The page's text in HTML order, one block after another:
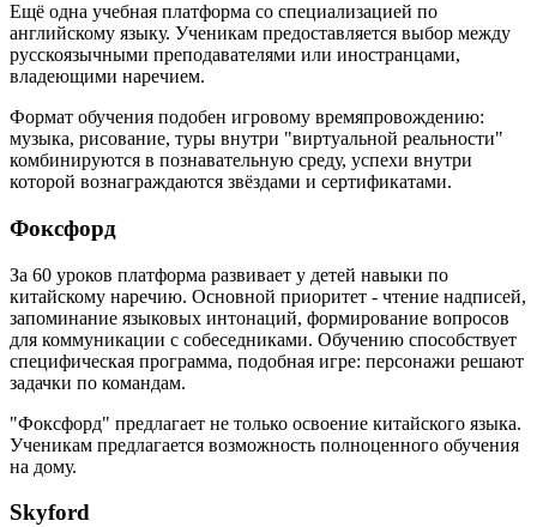
Ещё одна учебная платформа со специализацией по
английскому языку. Ученикам предоставляется выбор между
русскоязычными преподавателями или иностранцами,
владеющими наречием.
Формат обучения подобен игровому времяпровождению:
музыка, рисование, туры внутри "виртуальной реальности"
комбинируются в познавательную среду, успехи внутри
которой вознаграждаются звёздами и сертификатами.
Фоксфорд
За 60 уроков платформа развивает у детей навыки по
китайскому наречию. Основной приоритет - чтение надписей,
запоминание языковых интонаций, формирование вопросов
для коммуникации с собеседниками. Обучению способствует
специфическая программа, подобная игре: персонажи решают
задачки по командам.
"Фоксфорд" предлагает не только освоение китайского языка.
Ученикам предлагается возможность полноценного обучения
на дому.
Skyford